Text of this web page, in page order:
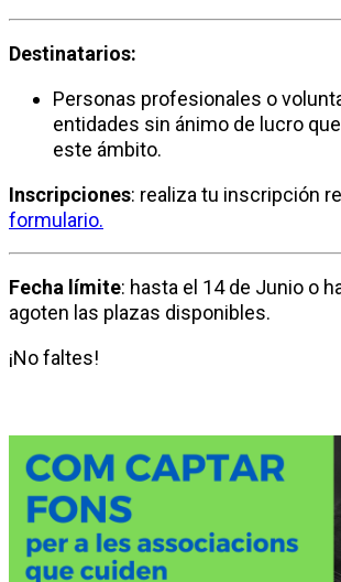
Destinatarios:
Personas profesionales o
entidades sin ánimo de lucro
este ámbito.
Inscripciones: realiza tu inscripción
formulario.
Fecha límite: hasta el 14 de Junio o
agoten las plazas disponibles.
¡No faltes!